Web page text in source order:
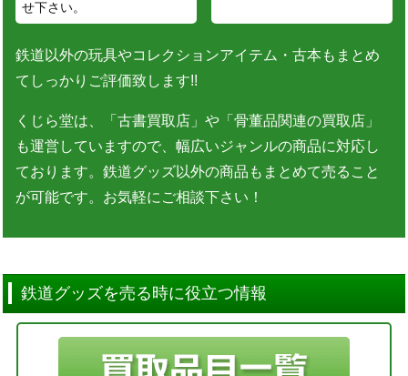
せ下さい。
鉄道以外の玩具やコレクションアイテム・古本もまとめ
てしっかりご評価致します!!
くじら堂は、「古書買取店」や「骨董品関連の買取店」
も運営していますので、幅広いジャンルの商品に対応し
ております。鉄道グッズ以外の商品もまとめて売ること
が可能です。お気軽にご相談下さい！
鉄道グッズを売る時に役立つ情報